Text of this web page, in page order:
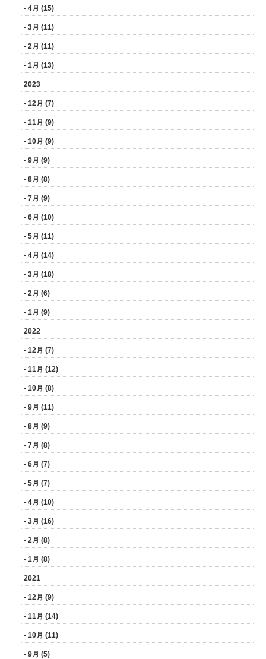
- 4月 (15)
- 3月 (11)
- 2月 (11)
- 1月 (13)
2023
- 12月 (7)
- 11月 (9)
- 10月 (9)
- 9月 (9)
- 8月 (8)
- 7月 (9)
- 6月 (10)
- 5月 (11)
- 4月 (14)
- 3月 (18)
- 2月 (6)
- 1月 (9)
2022
- 12月 (7)
- 11月 (12)
- 10月 (8)
- 9月 (11)
- 8月 (9)
- 7月 (8)
- 6月 (7)
- 5月 (7)
- 4月 (10)
- 3月 (16)
- 2月 (8)
- 1月 (8)
2021
- 12月 (9)
- 11月 (14)
- 10月 (11)
- 9月 (5)